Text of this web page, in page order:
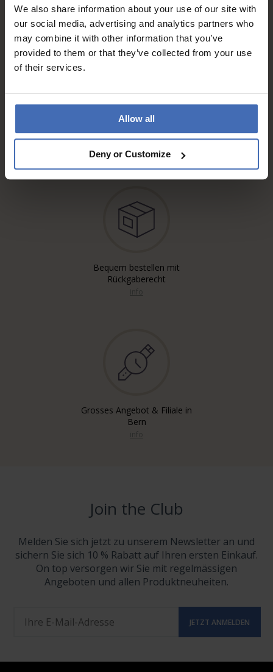
We also share information about your use of our site with
our social media, advertising and analytics partners who
may combine it with other information that you’ve
provided to them or that they’ve collected from your use
of their services.
Allow all
Deny or Customize
info
Kostenloser* Versand,
eingeschrieben & A-Post
info
Bequem bestellen mit
Rückgaberecht
Grosses Angebot & Filiale in
Bern
Join the Club
Melden Sie sich jetzt zu unserem Newsletter an und
sichern Sie sich 10 % Rabatt auf Ihren ersten Einkauf.
On top versorgen wir Sie mit regelmässigen
Angeboten und allen Produktneuheiten.